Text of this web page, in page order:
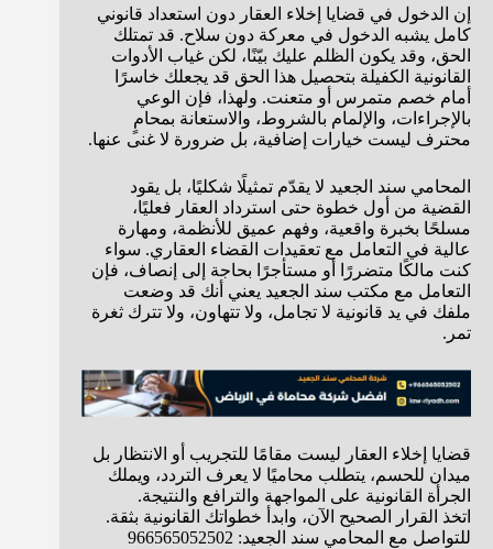
إن الدخول في قضايا إخلاء العقار دون استعداد قانوني
كامل يشبه الدخول في معركة دون سلاح. قد تمتلك
الحق، وقد يكون الظلم عليك بيّنًا، لكن غياب الأدوات
القانونية الكفيلة بتحصيل هذا الحق قد يجعلك خاسرًا
أمام خصم متمرس أو متعنت. ولهذا، فإن الوعي
بالإجراءات، والإلمام بالشروط، والاستعانة بمحامٍ
محترف ليست خيارات إضافية، بل ضرورة لا غنى عنها.
المحامي سند الجعيد لا يقدّم تمثيلًا شكليًا، بل يقود
القضية من أول خطوة حتى استرداد العقار فعليًا،
مسلحًا بخبرة واقعية، وفهم عميق للأنظمة، ومهارة
عالية في التعامل مع تعقيدات القضاء العقاري. سواء
كنت مالكًا متضررًا أو مستأجرًا بحاجة إلى إنصاف، فإن
التعامل مع مكتب سند الجعيد يعني أنك قد وضعت
ملفك في يد قانونية لا تجامل، ولا تتهاون، ولا تترك ثغرة
تمر.
قضايا إخلاء العقار ليست مقامًا للتجريب أو الانتظار بل
ميدان للحسم، يتطلب محاميًا لا يعرف التردد، ويملك
الجرأة القانونية على المواجهة والترافع والنتيجة.
اتخذ القرار الصحيح الآن، وابدأ خطواتك القانونية بثقة.
للتواصل مع المحامي سند الجعيد: 966565052502